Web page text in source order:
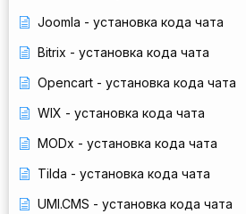
Joomla - установка кода чата
Bitrix - установка кода чата
Opencart - установка кода чата
WIX - установка кода чата
MODx - установка кода чата
Tilda - установка кода чата
UMI.CMS - установка кода чата